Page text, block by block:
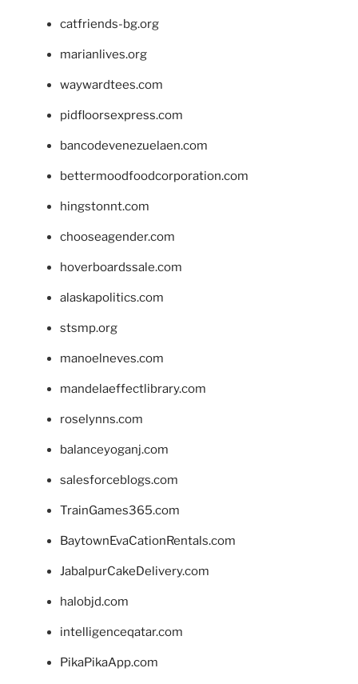
catfriends-bg.org
marianlives.org
waywardtees.com
pidfloorsexpress.com
bancodevenezuelaen.com
bettermoodfoodcorporation.com
hingstonnt.com
chooseagender.com
hoverboardssale.com
alaskapolitics.com
stsmp.org
manoelneves.com
mandelaeffectlibrary.com
roselynns.com
balanceyoganj.com
salesforceblogs.com
TrainGames365.com
BaytownEvaCationRentals.com
JabalpurCakeDelivery.com
halobjd.com
intelligenceqatar.com
PikaPikaApp.com